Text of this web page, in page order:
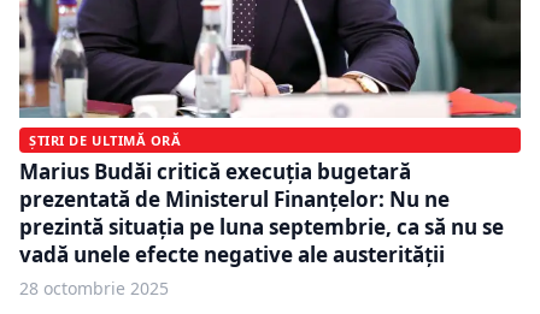
ȘTIRI DE ULTIMĂ ORĂ
Marius Budăi critică execuția bugetară
prezentată de Ministerul Finanțelor: Nu ne
prezintă situația pe luna septembrie, ca să nu se
vadă unele efecte negative ale austerității
28 octombrie 2025